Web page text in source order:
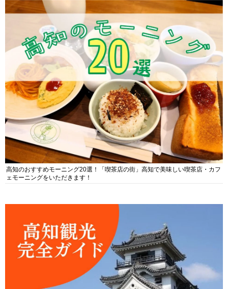
高知のおすすめモーニング20選！「喫茶店の街」高知で美味しい喫茶店・カフ
ェモーニングをいただきます！